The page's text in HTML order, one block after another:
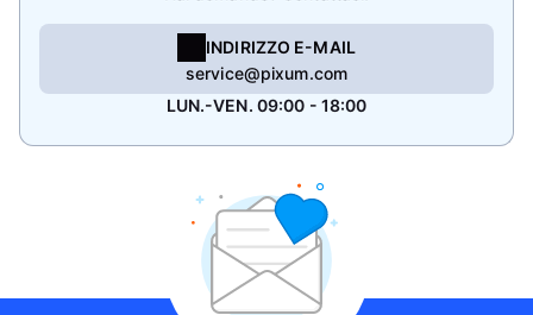
INDIRIZZO E-MAIL
service@pixum.com
LUN.-VEN. 09:00 - 18:00